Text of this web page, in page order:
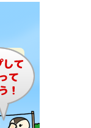
。